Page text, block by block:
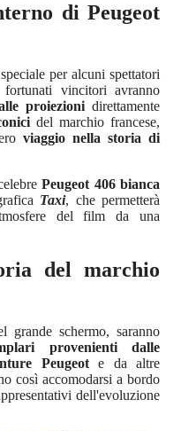
di Peugeot
per alcuni spettatori
vincitori avranno
proiezioni direttamente
del marchio francese,
viaggio nella storia di
Peugeot 406 bianca
Taxi, che permetterà
del film da una
del marchio
grande schermo, saranno
provenienti dalle
Peugeote da altre
così accomodarsi a bordo
dell'evoluzione